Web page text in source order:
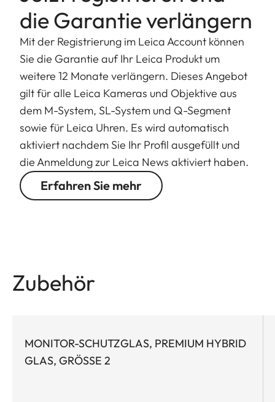
die Garantie verlängern
Mit der Registrierung im Leica Account können
Sie die Garantie auf Ihr Leica Produkt um
weitere 12 Monate verlängern. Dieses Angebot
gilt für alle Leica Kameras und Objektive aus
dem M-System, SL-System und Q-Segment
sowie für Leica Uhren. Es wird automatisch
aktiviert nachdem Sie Ihr Profil ausgefüllt und
die Anmeldung zur Leica News aktiviert haben.
Erfahren Sie mehr
Zubehör
MONITOR-SCHUTZGLAS, PREMIUM HYBRID
GLAS, GRÖSSE 2